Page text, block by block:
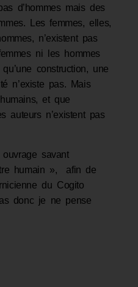
d’hommes mais des
Les femmes, elles,
n’existent pas
ni les hommes
qu’une construction, une
n’existe pas. Mais
et que
auteurs n’existent pas
savant
humain », afin de
du Cogito
donc je ne pense